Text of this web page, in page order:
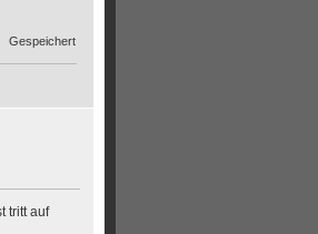
Gespeichert
tritt auf